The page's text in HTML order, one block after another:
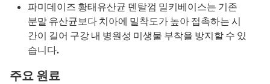
파미데이즈 황태유산균 덴탈껌 밀키베이스는 기존
분말 유산균보다 치아에 밀착도가 높아 접촉하는 시
간이 길어 구강 내 병원성 미생물 부착을 방지할 수 있
습니다.
주요 원료